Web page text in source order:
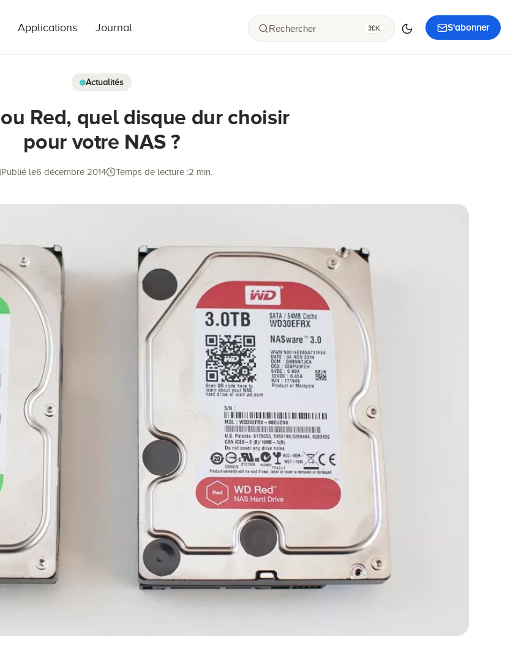
S'abonner
Rechercher K
Applications Journal
Actualités
Red, quel disque dur choisir
pour votre NAS ?
Publié le6 décembre 2014 Temps de lecture :2 min.